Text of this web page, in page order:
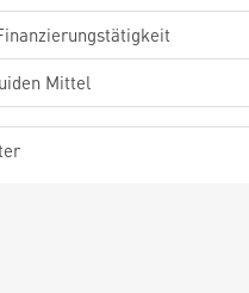
Mittel